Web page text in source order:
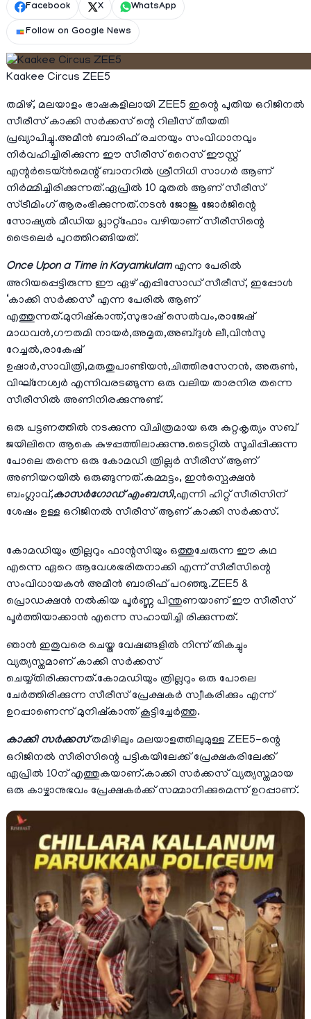
Facebook X WhatsApp
Follow on Google News
Kaakee Circus ZEE5
തമിഴ്, മലയാളം ഭാഷകളിലായി ZEE5 ഇന്റെ പുതിയ ഒറിജിനൽ
സീരീസ് കാക്കി സർക്കസ് ന്റെ റിലീസ് തീയതി
പ്രഖ്യാപിച്ചു.അമീൻ ബാരിഫ് രചനയും സംവിധാനവും
നിർവഹിച്ചിരിക്കുന്ന ഈ സീരീസ് റൈസ് ഈസ്റ്റ്
എന്റർടെയ്ൻമെന്റ് ബാനറിൽ ശ്രീനിധി സാഗർ ആണ്
നിർമ്മിച്ചിരിക്കുന്നത്.ഏപ്രിൽ 10 മുതൽ ആണ് സീരീസ്
സ്ട്രീമിംഗ് ആരംഭിക്കുന്നത്.നടൻ ജോജു ജോർജിന്റെ
സോഷ്യൽ മീഡിയ പ്ലാറ്റ്ഫോം വഴിയാണ് സീരീസിന്റെ
ട്രൈലെർ പുറത്തിറങ്ങിയത്.
Once Upon a Time in Kayamkulamഎന്ന പേരിൽ
അറിയപ്പെട്ടിരുന്ന ഈ ഏഴ് എപ്പിസോഡ് സീരീസ്, ഇപ്പോൾ
‘കാക്കി സർക്കസ്’ എന്ന പേരിൽ ആണ്
എത്തുന്നത്.മുനിഷ്കാന്ത്,സുഭാഷ് സെൽവം,രാജേഷ്
മാധവൻ,ഗൗതമി നായർ,അമൃത,അബ്ദുൾ ലീ,വിൻസു
റേച്ചൽ,രാകേഷ്
ഉഷാർ,സാവിത്രി,മരുതുപാണ്ടിയൻ,ചിത്തിരസേനൻ, അരുൺ,
വിഘ്നേശ്വർ എന്നിവരടങ്ങുന്ന ഒരു വലിയ താരനിര തന്നെ
സീരീസിൽ അണിനിരക്കുന്നുണ്ട്.
ഒരു പട്ടണത്തിൽ നടക്കുന്ന വിചിത്രമായ ഒരു കുറ്റകൃത്യം സബ്
ജയിലിനെ ആകെ കുഴപ്പത്തിലാക്കുന്നു.ടൈറ്റിൽ സൂചിപ്പിക്കുന്ന
പോലെ തന്നെ ഒരു കോമഡി ത്രില്ലർ സീരീസ് ആണ്
അണിയറയിൽ ഒരുങ്ങുന്നത്.കമ്മട്ടം, ഇൻസ്പെക്ഷൻ
ബംഗ്ലാവ്,കാസർഗോഡ് എംബസി,എന്നി ഹിറ്റ് സീരിസിന്
ശേഷം ഉള്ള ഒറിജിനൽ സീരീസ് ആണ് കാക്കി സർക്കസ്.
കോമഡിയും ത്രില്ലറും ഫാന്റസിയും ഒത്തുചേരുന്ന ഈ കഥ
എന്നെ ഏറെ ആവേശഭരിതനാക്കി എന്ന് സീരീസിന്റെ
സംവിധായകൻ അമീൻ ബാരിഫ് പറഞ്ഞു.ZEE5 &
പ്രൊഡക്ഷൻ നൽകിയ പൂർണ്ണ പിന്തുണയാണ് ഈ സീരീസ്
പൂർത്തിയാക്കാൻ എന്നെ സഹായിച്ചി രിക്കുന്നത്.
ഞാൻ ഇതുവരെ ചെയ്ത വേഷങ്ങളിൽ നിന്ന് തികച്ചും
വ്യത്യസ്തമാണ് കാക്കി സർക്കസ്
ചെയ്യ്തിരിക്കുന്നത്.കോമഡിയും ത്രില്ലറും ഒരു പോലെ
ചേർത്തിരിക്കുന്ന സീരീസ് പ്രേക്ഷകർ സ്വീകരിക്കും എന്ന്
ഉറപ്പാണെന്ന് മുനിഷ്കാന്ത് കൂട്ടിച്ചേർത്തു.
കാക്കി സർക്കസ്തമിഴിലും മലയാളത്തിലുമുള്ള ZEE5-ന്റെ
ഒറിജിനൽ സീരിസിന്റെ പട്ടികയിലേക്ക് പ്രേക്ഷകരിലേക്ക്
ഏപ്രിൽ 10ന് എത്തുകയാണ്.കാക്കി സർക്കസ് വ്യത്യസ്തമായ
ഒരു കാഴ്ചാനുഭവം പ്രേക്ഷകർക്ക് സമ്മാനിക്കുമെന്ന് ഉറപ്പാണ്.